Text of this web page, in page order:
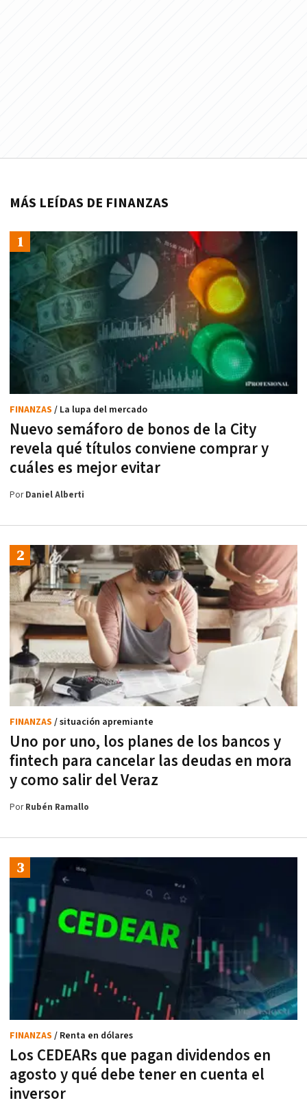
MÁS LEÍDAS DE FINANZAS
Nuevo semáforo de bonos de la City
revela qué títulos conviene comprar y
cuáles es mejor evitar
FINANZAS / La lupa del mercado
PorDaniel Alberti
Uno por uno, los planes de los bancos y
fintech para cancelar las deudas en mora
y como salir del Veraz
FINANZAS / situación apremiante
PorRubén Ramallo
Los CEDEARs que pagan dividendos en
agosto y qué debe tener en cuenta el
inversor
FINANZAS / Renta en dólares